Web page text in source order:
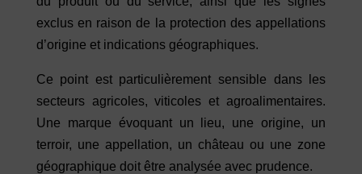
exclus en raison de la protection des appellations
d’origine et indications géographiques.
Ce point est particulièrement sensible dans les
secteurs agricoles, viticoles et agroalimentaires.
Une marque évoquant un lieu, une origine, un
terroir, une appellation, un château ou une zone
géographique doit être analysée avec prudence.